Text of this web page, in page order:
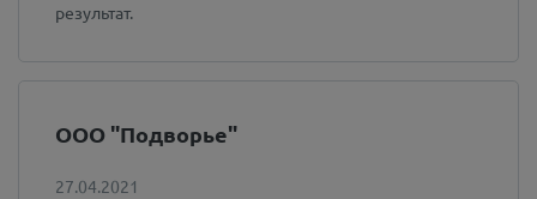
результат.
ООО "Подворье"
27.04.2021